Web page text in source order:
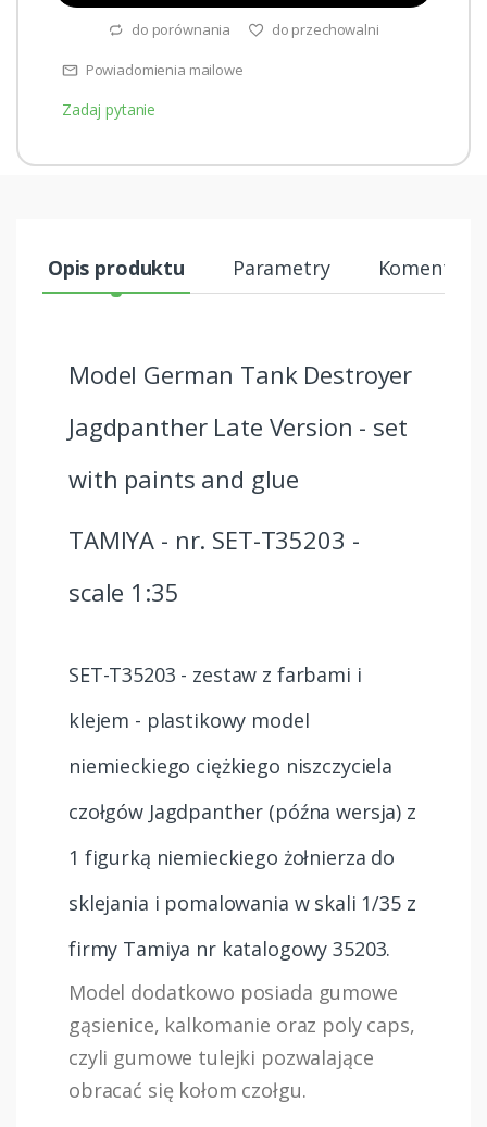
do porównania do przechowalni
Powiadomienia mailowe
Zadaj pytanie
Opis produktu Parametry
Model German Tank Destroyer
Jagdpanther Late Version - set
with paints and glue
TAMIYA - nr. SET-T35203 -
scale 1:35
SET-T35203 - zestaw z farbami i
klejem - plastikowy model
niemieckiego ciężkiego niszczyciela
czołgów Jagdpanther (późna wersja) z
1 figurką niemieckiego żołnierza do
sklejania i pomalowania w skali 1/35 z
firmy Tamiya nr katalogowy 35203.
Model dodatkowo posiada gumowe
gąsienice, kalkomanie oraz poly caps,
czyli gumowe tulejki pozwalające
obracać się kołom czołgu.